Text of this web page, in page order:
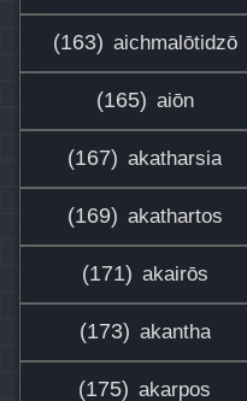
(163) aichmalōtidzō
(165) aiōn
(167) akatharsia
(169) akathartos
(171) akairōs
(173) akantha
(175) akarpos